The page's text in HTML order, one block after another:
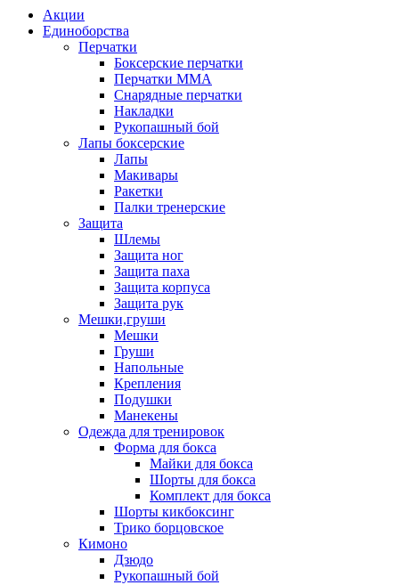
Акции
Единоборства
Перчатки
Боксерские перчатки
Перчатки ММА
Снарядные перчатки
Накладки
Рукопашный бой
Лапы боксерские
Лапы
Макивары
Ракетки
Палки тренерские
Защита
Шлемы
Защита ног
Защита паха
Защита корпуса
Защита рук
Мешки,груши
Мешки
Груши
Напольные
Крепления
Подушки
Манекены
Одежда для тренировок
Форма для бокса
Майки для бокса
Шорты для бокса
Комплект для бокса
Шорты кикбоксинг
Трико борцовское
Кимоно
Дзюдо
Рукопашный бой